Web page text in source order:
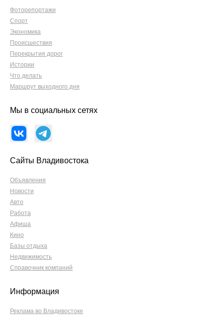
Фоторепортажи
Спорт
Экономика
Происшествия
Перекрытия дорог
Истории
Что делать
Маршрут выходного дня
Мы в социальных сетях
Сайты Владивостока
Объявления
Новости
Авто
Работа
Афиша
Кино
Базы отдыха
Недвижимость
Справочник компаний
Информация
Реклама во Владивостоке